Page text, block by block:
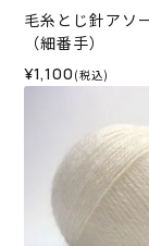
毛糸とじ針アソ
（細番手）
¥1,100 (税込)